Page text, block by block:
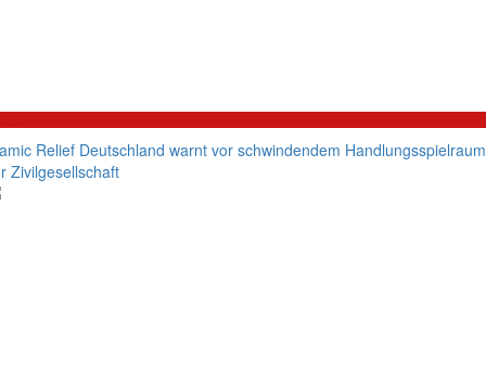
Relief Deutschland warnt vor schwindendem Handlungsspielraum
Zivilgesellschaft